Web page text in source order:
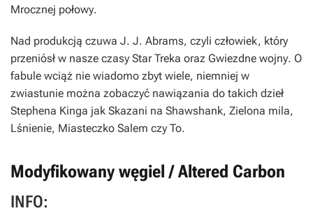
Mrocznej połowy.
Nad produkcją czuwa J. J. Abrams, czyli człowiek, który
przeniósł w nasze czasy Star Treka oraz Gwiezdne wojny. O
fabule wciąż nie wiadomo zbyt wiele, niemniej w
zwiastunie można zobaczyć nawiązania do takich dzieł
Stephena Kinga jak Skazani na Shawshank, Zielona mila,
Lśnienie, Miasteczko Salem czy To.
Modyfikowany węgiel / Altered Carbon
INFO: